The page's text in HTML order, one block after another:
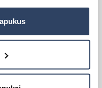
Slapukų